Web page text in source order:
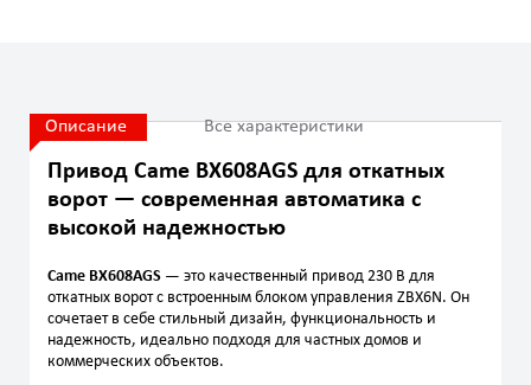
Описание Все характеристики
Привод Came BX608AGS для откатных
ворот — современная автоматика с
высокой надежностью
Came BX608AGS — это качественный привод 230 В для
откатных ворот с встроенным блоком управления ZBX6N. Он
сочетает в себе стильный дизайн, функциональность и
надежность, идеально подходя для частных домов и
коммерческих объектов.